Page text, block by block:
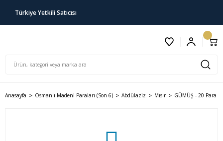
Türkiye Yetkili Satıcısı
Anasayfa Osmanlı Madeni Paraları (Son 6) Abdülaziz Mısır GÜMÜŞ - 20 Para